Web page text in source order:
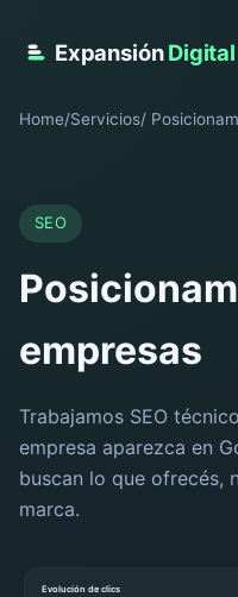
ExpansiónDigital
Home/Servicios/
SEO
empresas
Trabajamos SEO
empresa aparezca en
buscan lo que ofrecés,
marca.
Evolución de clics